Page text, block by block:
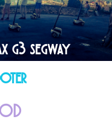
g3 segway